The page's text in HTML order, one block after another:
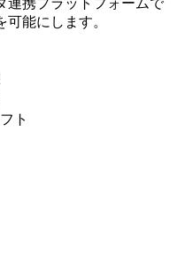
携プラットフォームで
能にします。